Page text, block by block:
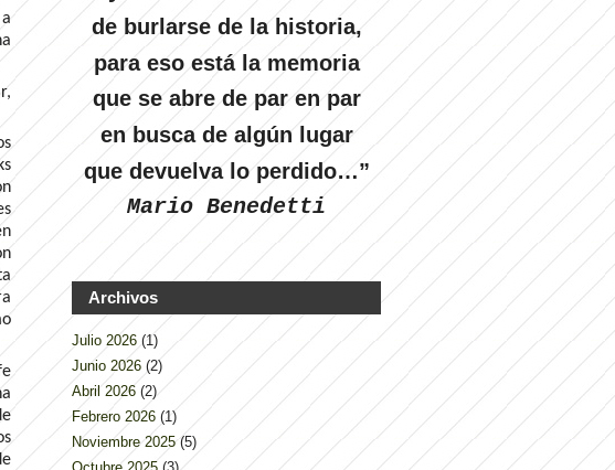
de burlarse de la historia,
para eso está la memoria
que se abre de par en par
en busca de algún lugar
que devuelva lo perdido…”
Mario Benedetti
Archivos
Julio 2026 (1)
Junio 2026 (2)
Abril 2026 (2)
Febrero 2026 (1)
Noviembre 2025 (5)